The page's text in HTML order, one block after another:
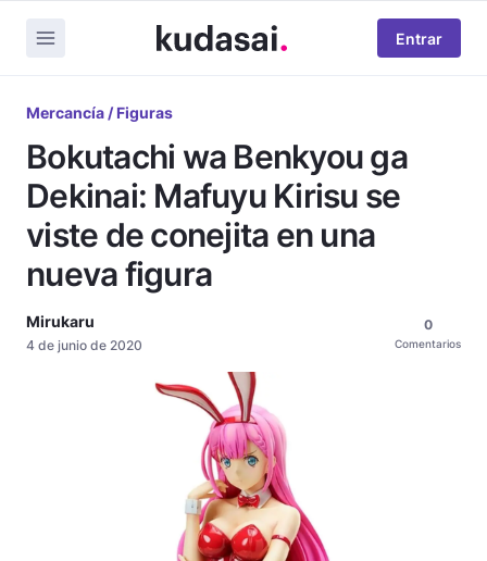
Entrar
Mercancía / Figuras
Bokutachi wa Benkyou ga
Dekinai: Mafuyu Kirisu se
viste de conejita en una
nueva figura
Mirukaru
4 de junio de 2020
0
Comentarios